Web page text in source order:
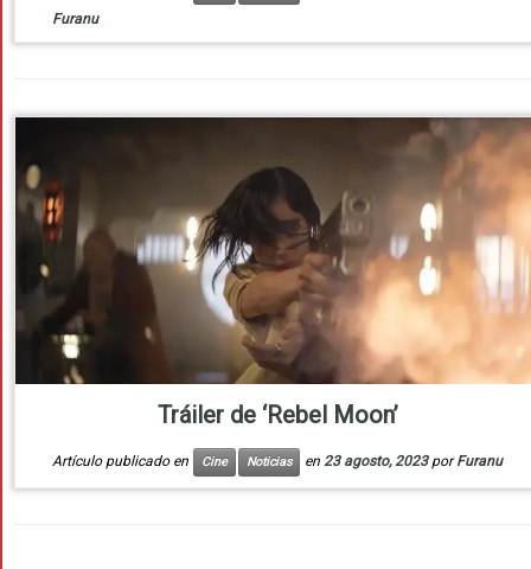
Furanu
Tráiler de ‘Rebel Moon’
Artículo publicado en Cine Noticias en 23 agosto, 2023 porFuranu